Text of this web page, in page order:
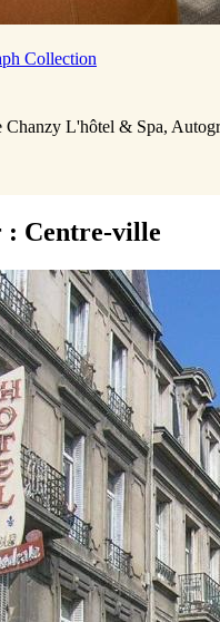
Collection
Chanzy L'hôtel & Spa,
: Centre-ville